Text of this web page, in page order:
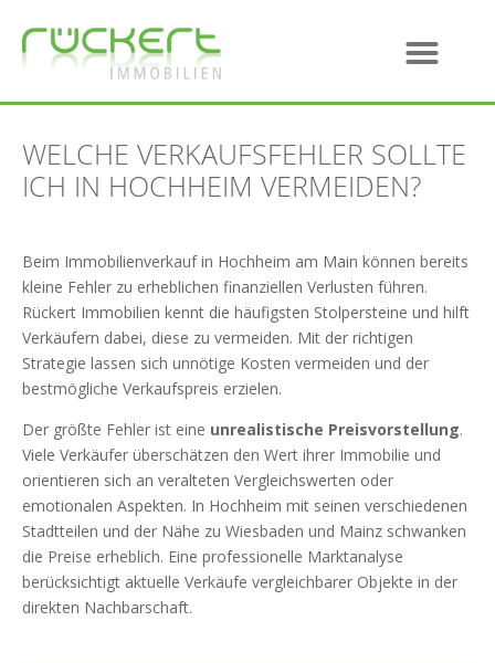
WELCHE VERKAUFSFEHLER SOLLTE
ICH IN HOCHHEIM VERMEIDEN?
Beim Immobilienverkauf in Hochheim am Main können bereits
kleine Fehler zu erheblichen finanziellen Verlusten führen.
Rückert Immobilien kennt die häufigsten Stolpersteine und hilft
Verkäufern dabei, diese zu vermeiden. Mit der richtigen
Strategie lassen sich unnötige Kosten vermeiden und der
bestmögliche Verkaufspreis erzielen.
Der größte Fehler ist eine unrealistische Preisvorstellung.
Viele Verkäufer überschätzen den Wert ihrer Immobilie und
orientieren sich an veralteten Vergleichswerten oder
emotionalen Aspekten. In Hochheim mit seinen verschiedenen
Stadtteilen und der Nähe zu Wiesbaden und Mainz schwanken
die Preise erheblich. Eine professionelle Marktanalyse
berücksichtigt aktuelle Verkäufe vergleichbarer Objekte in der
direkten Nachbarschaft.